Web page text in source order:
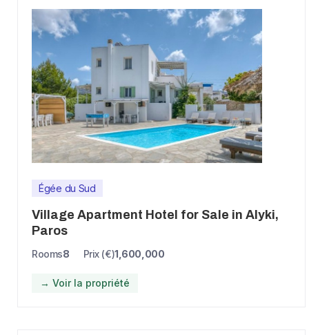
Égée du Sud
Village Apartment Hotel for Sale in Alyki,
Paros
Rooms8 Prix (€)1,600,000
→ Voir la propriété